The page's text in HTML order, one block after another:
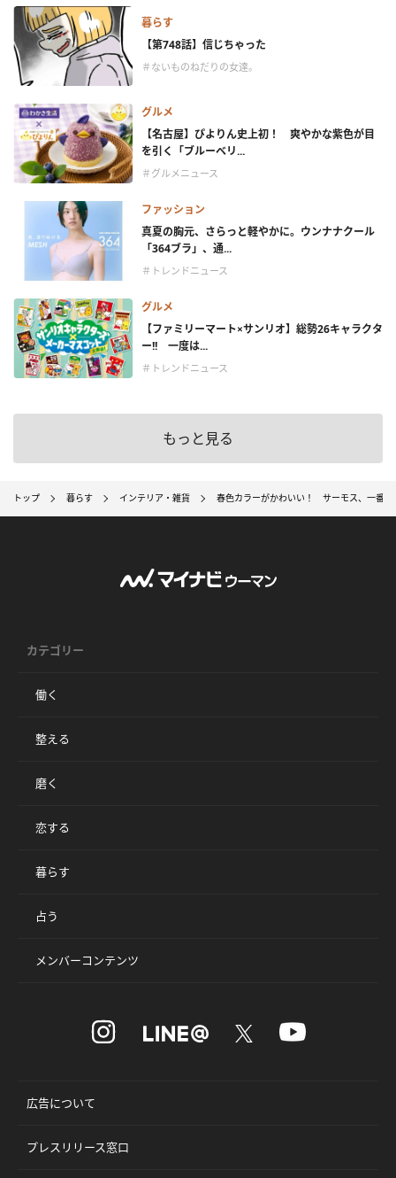
暮らす
【第748話】信じちゃった
＃ないものねだりの女達。
グルメ
【名古屋】ぴよりん史上初！ 爽やかな紫色が目
を引く「ブルーベリ...
＃グルメニュース
ファッション
真夏の胸元、さらっと軽やかに。ウンナナクール
「364ブラ」、通...
＃トレンドニュース
グルメ
【ファミリーマート×サンリオ】総勢26キャラクタ
ー!! 一度は...
＃トレンドニュース
もっと見る
トップ 暮らす インテリア・雑貨 春色カラーがかわいい！ サーモス、一番人
カテゴリー
働く
整える
磨く
恋する
暮らす
占う
メンバーコンテンツ
広告について
プレスリリース窓口